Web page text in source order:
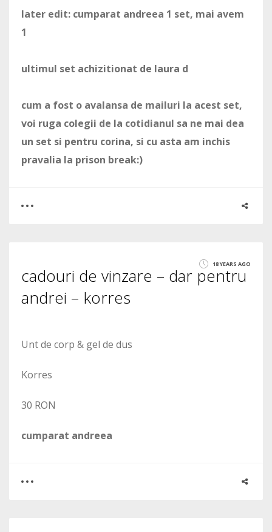
later edit: cumparat andreea 1 set, mai avem
1
ultimul set achizitionat de laura d
cum a fost o avalansa de mailuri la acest set,
voi ruga colegii de la cotidianul sa ne mai dea
un set si pentru corina, si cu asta am inchis
pravalia la prison break:)
2136
18 YEARS AGO
cadouri de vinzare – dar pentru
andrei – korres
Unt de corp & gel de dus
Korres
30 RON
cumparat andreea